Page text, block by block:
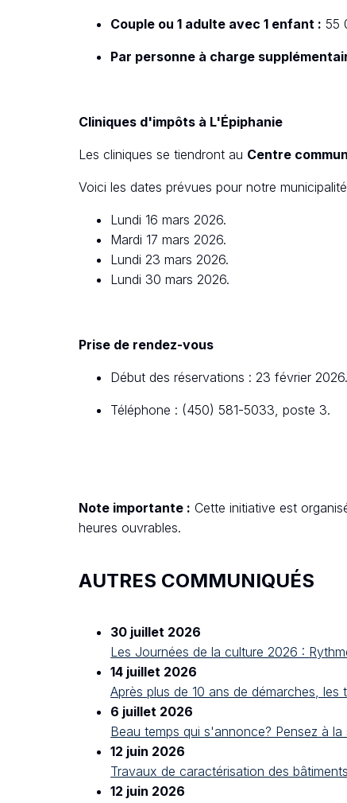
Couple ou 1 adulte avec 1 enfant : 55
Par personne à charge
Cliniques d'impôts à L'Épiphanie
Les cliniques se tiendront au Centre
Voici les dates prévues pour notre
Lundi 16 mars 2026.
Mardi 17 mars 2026.
Lundi 23 mars 2026.
Lundi 30 mars 2026.
Prise de rendez-vous
Début des réservations : 23 février 2026.
Téléphone : (450) 581-5033, poste 3.
Note importante : Cette initiative est
heures ouvrables.
AUTRES COMMUNIQUÉS
30 juillet 2026
Les Journées de la culture 2026 :
14 juillet 2026
Après plus de 10 ans de démarches,
6 juillet 2026
Beau temps qui s'annonce? Pensez à la
12 juin 2026
Travaux de caractérisation des
12 juin 2026